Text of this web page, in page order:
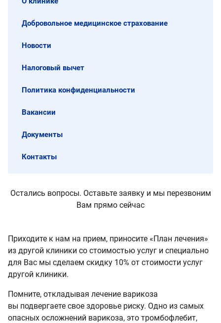
Приходите к нам на прием, приносите «План лечения»
из другой клиники со стоимостью услуг и специально
для Вас мы сделаем скидку 10% от стоимости услуг
другой клиники.
Помните, откладывая лечение варикоза
вы подвергаете свое здоровье риску. Одно из самых
опасных осложнений варикоза, это тромбофлебит,
Добровольное медицинское страхование
Новости
Налоговый вычет
Политика конфиденциальности
Вакансии
Документы
Контакты
Остались вопросы. Оставьте заявку и мы перезвоним
Вам прямо сейчас